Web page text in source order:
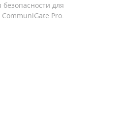
безопасности для
Pro.